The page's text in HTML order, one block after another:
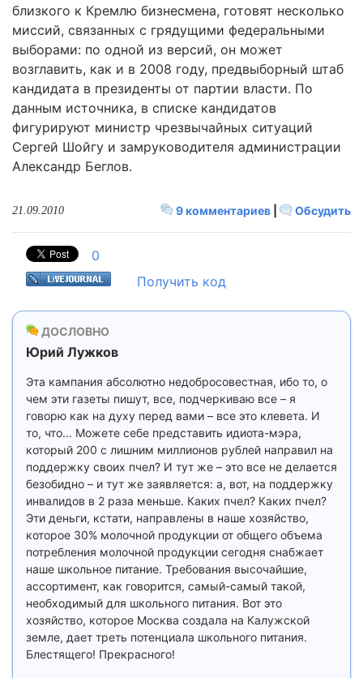
близкого к Кремлю бизнесмена, готовят несколько
миссий, связанных с грядущими федеральными
выборами: по одной из версий, он может
возглавить, как и в 2008 году, предвыборный штаб
кандидата в президенты от партии власти. По
данным источника, в списке кандидатов
фигурируют министр чрезвычайных ситуаций
Сергей Шойгу и замруководителя администрации
Александр Беглов.
9 комментариев Обсудить
21.09.2010
0
Получить код
ДОСЛОВНО
Юрий Лужков
Эта кампания абсолютно недобросовестная, ибо то, о
чем эти газеты пишут, все, подчеркиваю все – я
говорю как на духу перед вами – все это клевета. И
то, что... Можете себе представить идиота-мэра,
который 200 с лишним миллионов рублей направил на
поддержку своих пчел? И тут же – это все не делается
безобидно – и тут же заявляется: а, вот, на поддержку
инвалидов в 2 раза меньше. Каких пчел? Каких пчел?
Эти деньги, кстати, направлены в наше хозяйство,
которое 30% молочной продукции от общего объема
потребления молочной продукции сегодня снабжает
наше школьное питание. Требования высочайшие,
ассортимент, как говорится, самый-самый такой,
необходимый для школьного питания. Вот это
хозяйство, которое Москва создала на Калужской
земле, дает треть потенциала школьного питания.
Блестящего! Прекрасного!